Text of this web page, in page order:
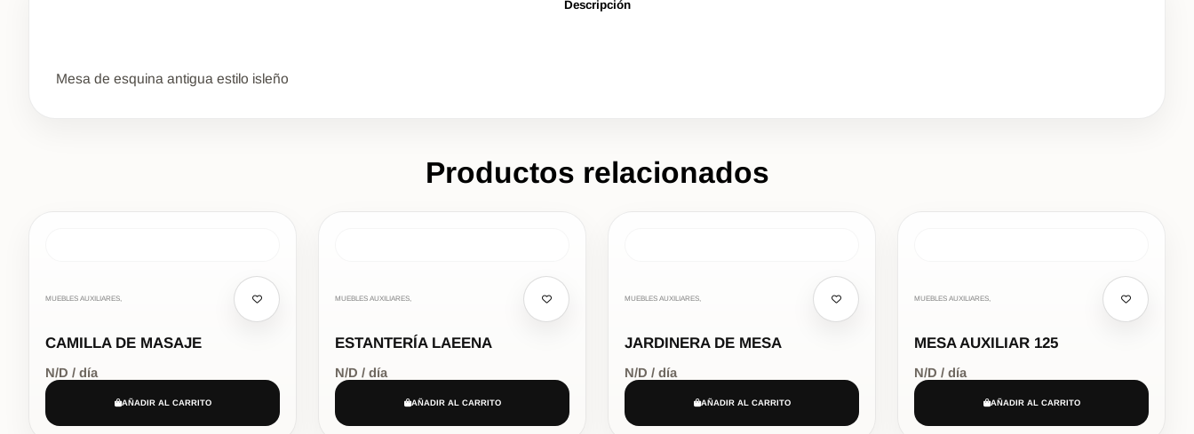
Descripción
Mesa de esquina antigua estilo isleño
Productos relacionados
MUEBLES AUXILIARES,
CAMILLA DE MASAJE
N/D / día
AÑADIR AL CARRITO
MUEBLES AUXILIARES,
ESTANTERÍA LAEENA
N/D / día
AÑADIR AL CARRITO
MUEBLES AUXILIARES,
JARDINERA DE MESA
N/D / día
AÑADIR AL CARRITO
MUEBLES AUXILIARES,
MESA AUXILIAR 125
N/D / día
AÑADIR AL CARRITO